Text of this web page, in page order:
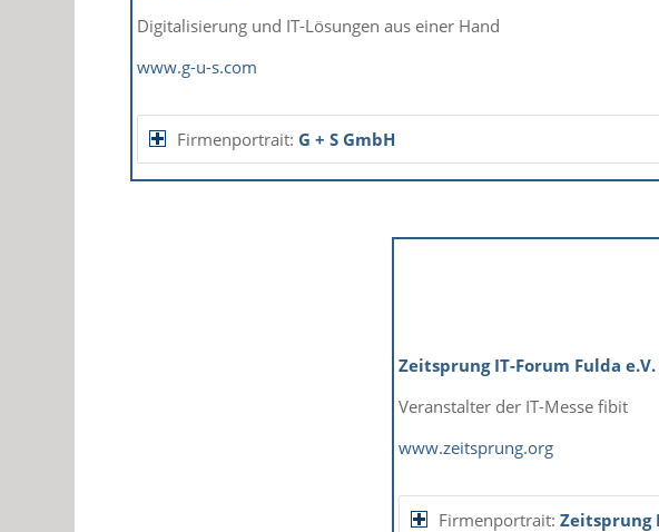
Digitalisierung und IT-Lösungen aus einer Hand
www.g-u-s.com
Firmenportrait: G + S GmbH
Zeitsprung IT-Forum Fulda e.V.
Veranstalter der IT-Messe fibit
www.zeitsprung.org
Firmenportrait:Zeitsprung